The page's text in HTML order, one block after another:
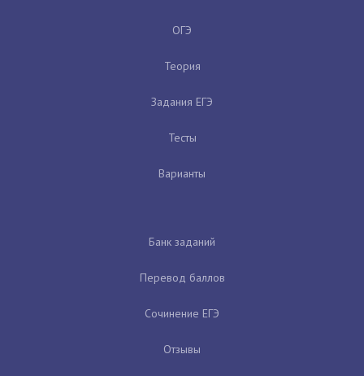
ОГЭ
Теория
Задания ЕГЭ
Тесты
Варианты
Банк заданий
Перевод баллов
Сочинение ЕГЭ
Отзывы